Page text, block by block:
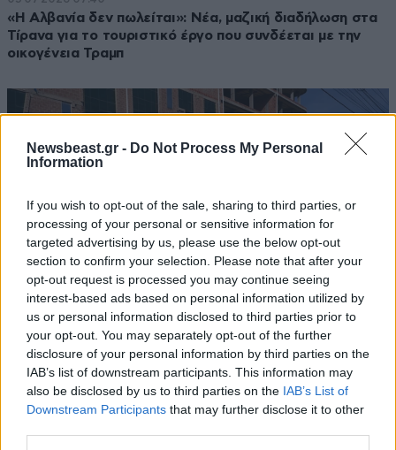
Newsbeast.gr - Do Not Process My Personal
Information
If you wish to opt-out of the sale, sharing to third parties, or
processing of your personal or sensitive information for
targeted advertising by us, please use the below opt-out
section to confirm your selection. Please note that after your
opt-out request is processed you may continue seeing
interest-based ads based on personal information utilized by
us or personal information disclosed to third parties prior to
your opt-out. You may separately opt-out of the further
disclosure of your personal information by third parties on the
IAB’s list of downstream participants. This information may
also be disclosed by us to third parties on the IAB’s List of
Downstream Participants that may further disclose it to other
«Η Αλβανία δεν πωλείται»: Νέα, μαζική διαδήλωση στα
Τίρανα για το τουριστικό έργο που συνδέεται με την
οικογένεια Τραμπ
05·07·2026 06:38
Συνελήφθη ηγέτης αγροτικής οργάνωσης στη Βολιβία
μετά τα μπλόκα που παρέλυσαν τη χώρα